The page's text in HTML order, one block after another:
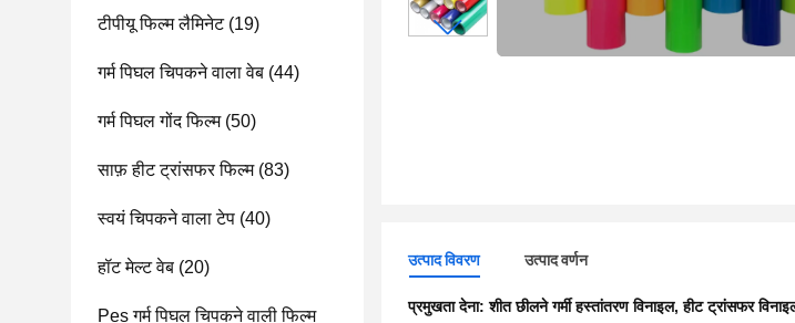
टीपीयू फिल्म लैमिनेट(19)
गर्म पिघल चिपकने वाला वेब (44)
गर्म पिघल गोंद फिल्म(50)
साफ़ हीट ट्रांसफर फिल्म(83)
स्वयं चिपकने वाला टेप (40)
हॉट मेल्ट वेब (20)
Pes गर्म पिघल चिपकने वाली फिल्म
उत्पाद विवरण उत्पाद वर्णन
प्रमुखता देना:शीत छीलने गर्मी हस्तांतरण विनाइल,हीट ट्रांसफर